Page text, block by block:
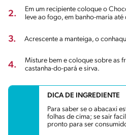
2.
Em um recipiente coloque o
leve ao fogo, em banho-maria até
3. Acrescente a manteiga, o
4.
Misture bem e coloque sobre as
castanha-do-pará e sirva.
DICA DE INGREDIENTE
Para saber se o abacaxi
folhas de cima; se sair
pronto para ser